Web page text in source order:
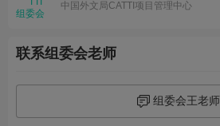
中国外文局CATTI项目管理中心
联系组委会老师
组委会王老师